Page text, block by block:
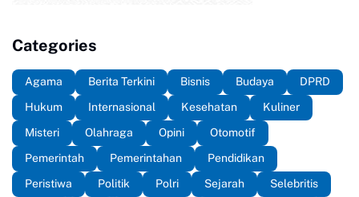
Categories
Agama Berita Terkini Bisnis Budaya
DPRD
Hukum
Internasional Kesehatan
Kuliner
Misteri
Olahraga Opini
Otomotif
Pemerintah
Pemerintahan
Pendidikan
Peristiwa
Politik Polri Sejarah
Selebritis